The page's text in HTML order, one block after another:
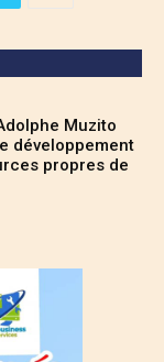
Muzito
développement
propres de